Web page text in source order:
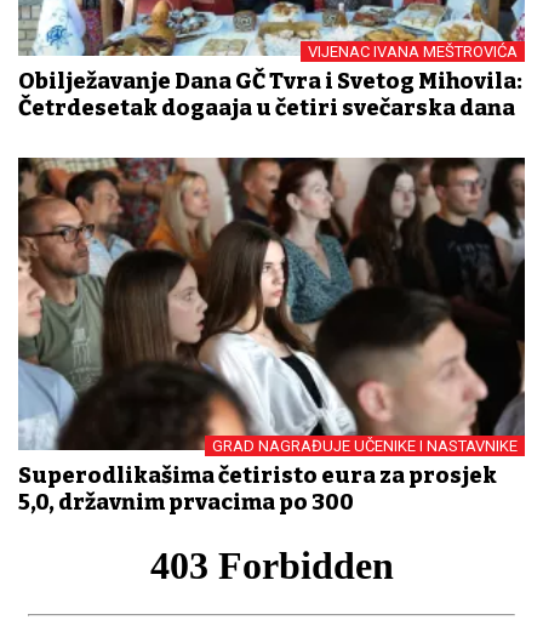
VIJENAC IVANA MEŠTROVIĆA
Obilježavanje Dana GČ Tvrđa i Svetog Mihovila:
Četrdesetak događaja u četiri svečarska dana
GRAD NAGRAĐUJE UČENIKE I NASTAVNIKE
Superodlikašima četiristo eura za prosjek
5,0, državnim prvacima po 300